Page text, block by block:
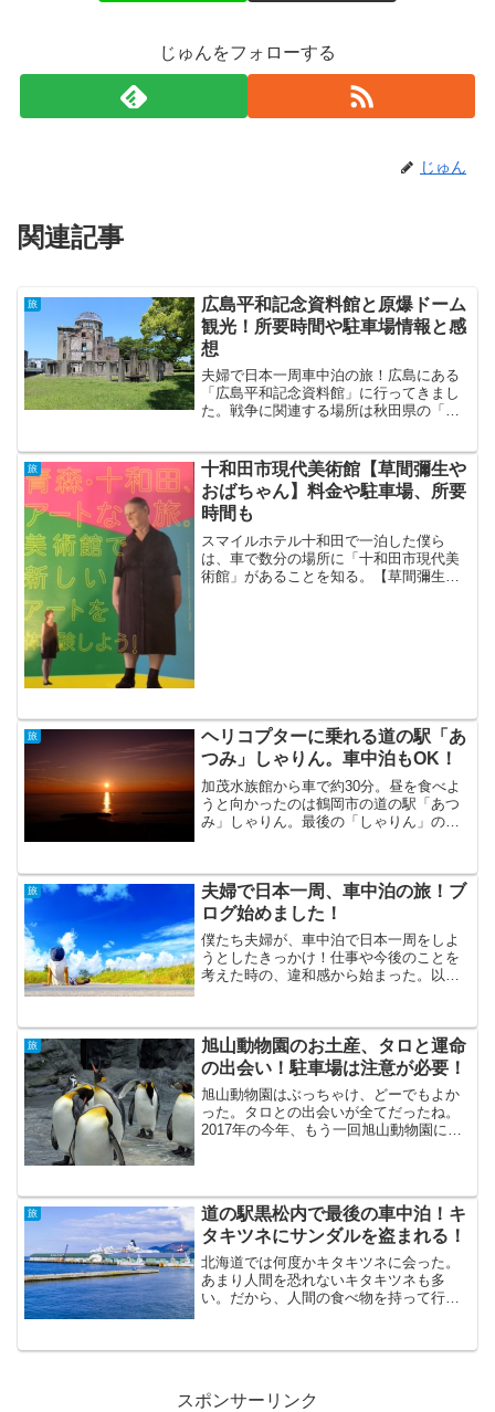
じゅんをフォローする
じゅん
関連記事
旅
広島平和記念資料館と原爆ドーム
観光！所要時間や駐車場情報と感
想
夫婦で日本一周車中泊の旅！広島にある
「広島平和記念資料館」に行ってきまし
た。戦争に関連する場所は秋田県の「土
て、4つめです。広島平和記念資料館や原
爆ドームは小学校の授業な...
旅
十和田市現代美術館【草間彌生や
おばちゃん】料金や駐車場、所要
時間も
スマイルホテル十和田で一泊した僕ら
は、車で数分の場所に「十和田市現代美
術館」があることを知る。【草間彌生さ
旅
ヘリコプターに乗れる道の駅「あ
つみ」しゃりん。車中泊もOK！
加茂水族館から車で約30分。昼を食べよ
うと向かったのは鶴岡市の道の駅「あつ
み」しゃりん。最後の「しゃりん」の意
目立つ。道の駅「あつみ」夕日の街しゃ
りん。の特徴は？まだ昼...
旅
夫婦で日本一周、車中泊の旅！ブ
ログ始めました！
僕たち夫婦が、車中泊で日本一周をしよ
うとしたきっかけ！仕事や今後のことを
考えた時の、違和感から始まった。以前
かそのタイミングってないですよね。仕
事やら何やらそんなに長期...
旅
旭山動物園のお土産、タロと運命
の出会い！駐車場は注意が必要！
旭山動物園はぶっちゃけ、どーでもよか
った。タロとの出会いが全てだったね。
2017年の今年、もう一回旭山動物園に行
っぷり絵本を堪能した後...
旅
道の駅黒松内で最後の車中泊！キ
タキツネにサンダルを盗まれる！
北海道では何度かキタキツネに会った。
あまり人間を恐れないキタキツネも多
い。だから、人間の食べ物を持って行く
西端 尾花岬北海道最北端「宗谷岬」 北
スポンサーリンク